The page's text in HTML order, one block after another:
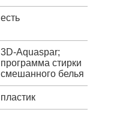
есть
3D-Aquaspar;
программа стирки
смешанного белья
пластик